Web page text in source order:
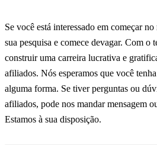
Se você está interessado em começar
sua pesquisa e comece devagar. Com o
construir uma carreira lucrativa e
afiliados. Nós esperamos que você
alguma forma. Se tiver perguntas ou
afiliados, pode nos mandar mensagem
Estamos à sua disposição.